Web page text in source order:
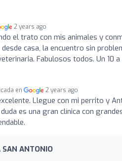
2 years ago
el trato con mis animales y
casa, la encuentro sin
Fabulosos todos. Un 10 a
en 2 years ago
Llegue con mi perrito y
es una gran clínica con
SAN ANTONIO